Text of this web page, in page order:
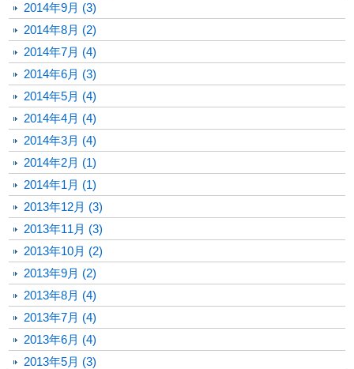
2014年9月 (3)
2014年8月 (2)
2014年7月 (4)
2014年6月 (3)
2014年5月 (4)
2014年4月 (4)
2014年3月 (4)
2014年2月 (1)
2014年1月 (1)
2013年12月 (3)
2013年11月 (3)
2013年10月 (2)
2013年9月 (2)
2013年8月 (4)
2013年7月 (4)
2013年6月 (4)
2013年5月 (3)